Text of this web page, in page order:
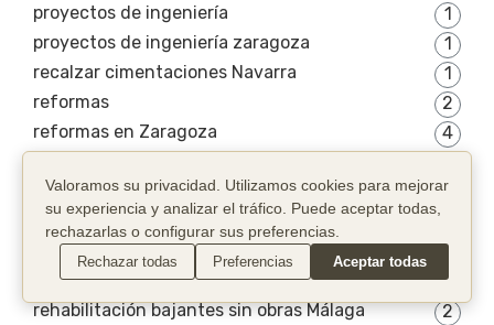
proyectos de ingeniería
1
proyectos de ingeniería zaragoza
1
recalzar cimentaciones Navarra
1
reformas
2
reformas en Zaragoza
4
Reformas Madrid
1
régimen gananciales Zaragoza
régimen visitas Zaragoza
1
rehabilitación bajantes sin obra Bilbao
1
rehabilitación bajantes sin obras Málaga
2
Valoramos su privacidad. Utilizamos cookies para mejorar
su experiencia y analizar el tráfico. Puede aceptar todas,
rechazarlas o configurar sus preferencias.
Rechazar todas Preferencias Aceptar todas